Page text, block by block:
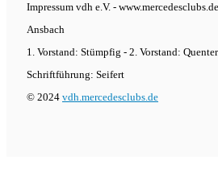
Impressum vdh e.V. -
Ansbach
1. Vorstand: Stümpfig - 2. Vorstand:
Schriftführung: Seifert
© 2024 vdh.mercedesclubs.de